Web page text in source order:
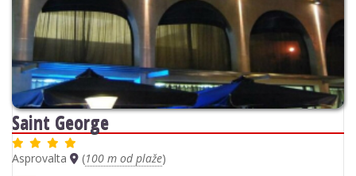
Saint George
Asprovalta (100 m od plaže)